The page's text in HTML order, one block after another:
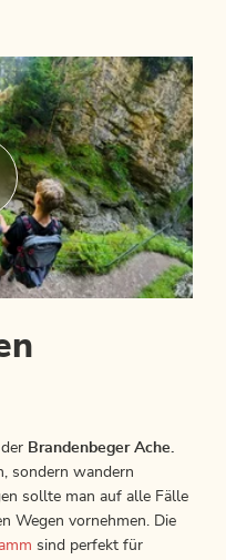
Brandenbeger Ache.
sondern wandern
sollte man auf alle Fälle
Wegen vornehmen. Die
sind perfekt für